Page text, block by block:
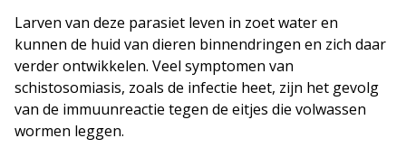
Larven van deze parasiet leven in zoet water en
kunnen de huid van dieren binnendringen en zich daar
verder ontwikkelen. Veel symptomen van
schistosomiasis, zoals de infectie heet, zijn het gevolg
van de immuunreactie tegen de eitjes die volwassen
wormen leggen.